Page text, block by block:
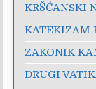
KRŠĆANSKI
KATEKIZAM
ZAKONIK
DRUGI